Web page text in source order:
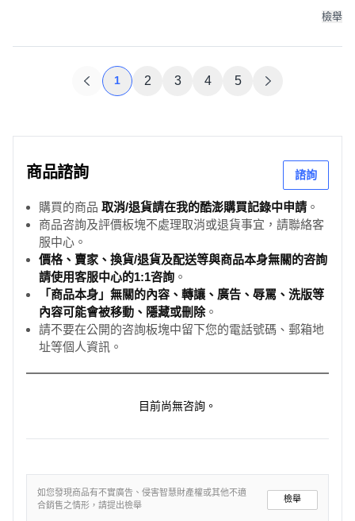
檢舉
1 2 3 4 5
商品諮詢 諮詢
購買的商品 取消/退貨請在我的酷澎購買記錄中申請 。
商品咨詢及評價板塊不處理取消或退貨事宜，請聯絡客
服中心。
價格、賣家、換貨/退貨及配送等與商品本身無關的咨詢
請使用客服中心的1:1咨詢 。
「商品本身」無關的內容、轉讓、廣告、辱罵、洗版等
內容可能會被移動、隱藏或刪除。
請不要在公開的咨詢板塊中留下您的電話號碼、郵箱地
址等個人資訊。
目前尚無咨詢。
如您發現商品有不實廣告、侵害智慧財產權或其他不適
合銷售之情形，請提出檢舉
檢舉